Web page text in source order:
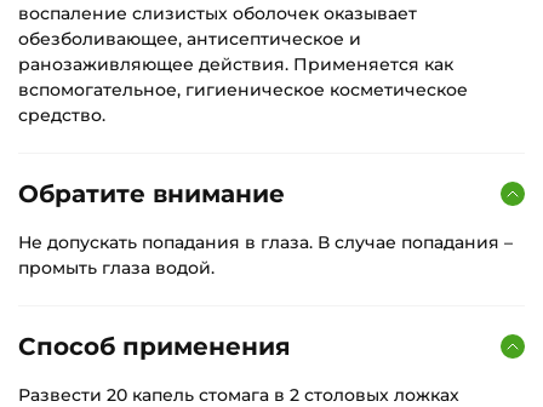
воспаление слизистых оболочек оказывает
обезболивающее, антисептическое и
ранозаживляющее действия. Применяется как
вспомогательное, гигиеническое косметическое
средство.
Обратите внимание
Не допускать попадания в глаза. В случае попадания –
промыть глаза водой.
Способ применения
Развести 20 капель стомага в 2 столовых ложках